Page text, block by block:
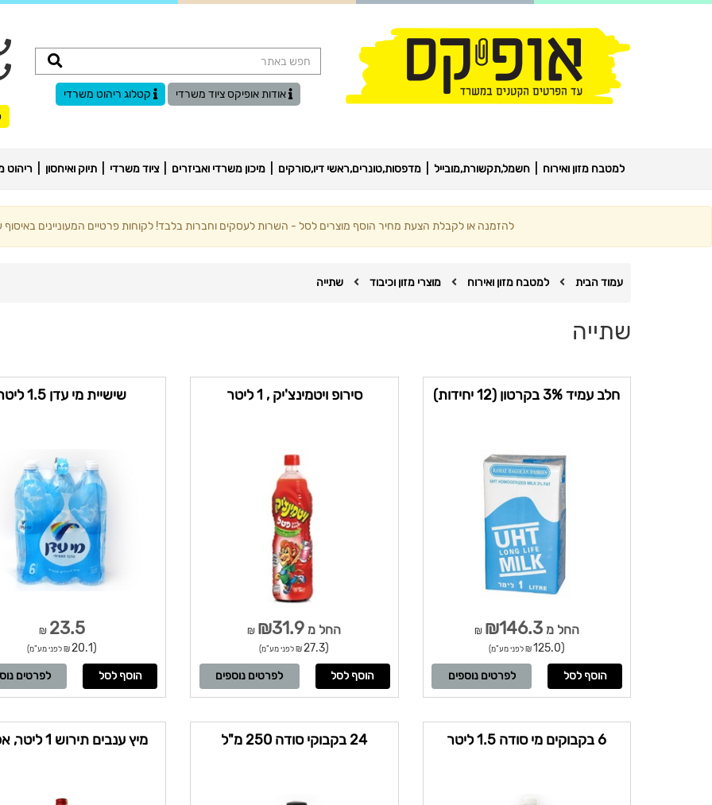
אודות אופיקס ציוד משרדי קטלוג ריהוט משרדי
למטבח מזון ואירוח חשמל,תקשורת,מובייל מדפסות,טונרים,ראשי דיו,סורקים מיכון משרדי ואביזרים ציוד משרדי תיוק ואיחסון ריהוט
להזמנה או לקבלת הצעת מחיר הוסף מוצרים לסל - השרות לעסקים וחברות בלבד! לקוחות פרטיים המעוניינים באיסוף
עמוד הבית למטבח מזון ואירוח מוצרי מזון וכיבוד שתייה
שתייה
חלב עמיד 3% בקרטון (12 יחידות)
החל מ₪146.3
₪
(125.0 ₪ לפני מע"מ)
לפרטים נוספים
סירופ ויטמינצ'יק , 1 ליטר
החל מ ₪31.9
₪
(27.3 ₪ לפני מע"מ)
לפרטים נוספים
שישיית מי עדן 1.5 ליטר
23.5
₪
(20.1 ₪ לפני מע"מ)
לפרטים
6 בקבוקים מי סודה 1.5 ליטר 24 בקבוקי סודה 250 מ"ל מיץ ענבים תירוש 1 ליטר, אפרת